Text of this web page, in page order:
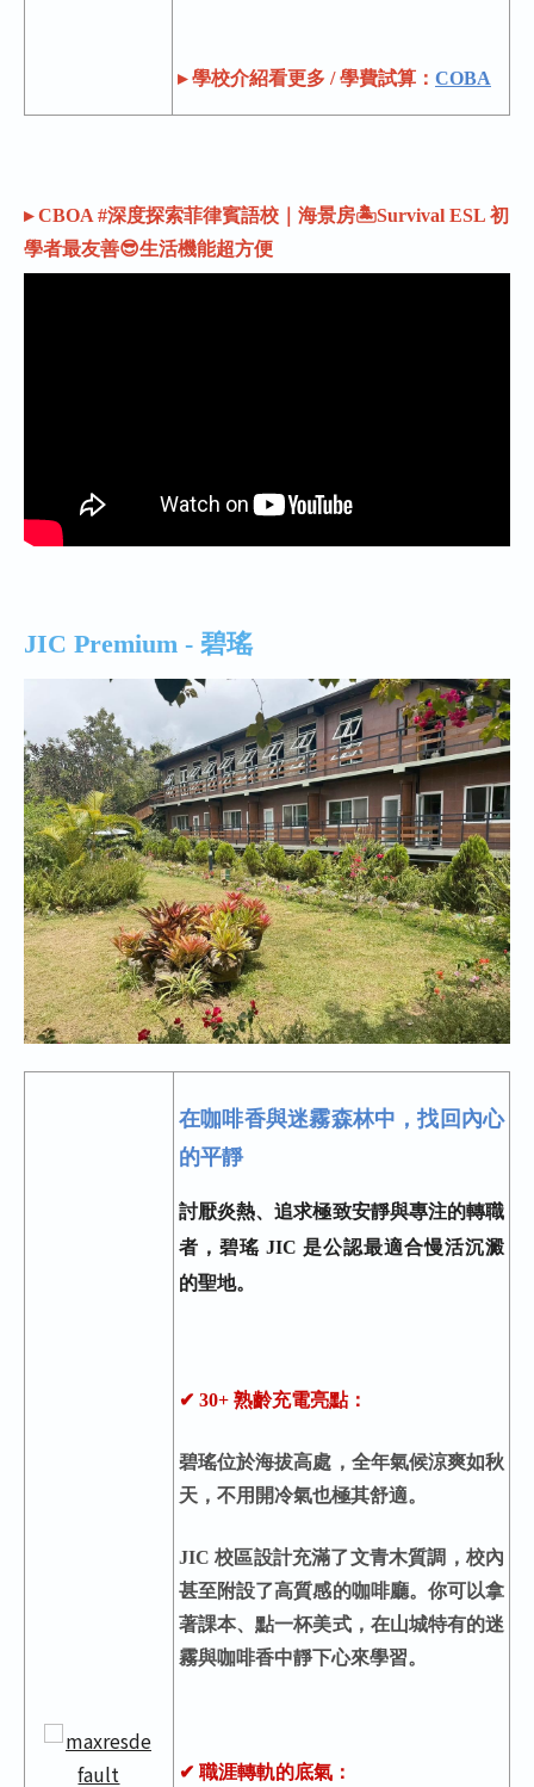
▸ 學校介紹看更多 / 學費試算： COBA
▸ CBOA #深度探索菲律賓語校｜海景房🏝️Survival ESL 初
學者最友善😎生活機能超方便
JIC Premium - 碧瑤
在咖啡香與迷霧森林中，找回內心
的平靜
討厭炎熱、追求極致安靜與專注的轉職
者，碧瑤 JIC 是公認最適合慢活沉澱
的聖地。
✔ 30+ 熟齡充電亮點：
碧瑤位於海拔高處，全年氣候涼爽如秋
天，不用開冷氣也極其舒適。
JIC校區設計充滿了文青木質調，校內
甚至附設了高質感的咖啡廳。你可以拿
著課本、點一杯美式，在山城特有的迷
霧與咖啡香中靜下心來學習。
✔ 職涯轉軌的底氣 ：